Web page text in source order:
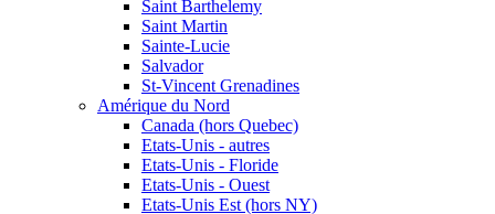
Saint Barthelemy
Saint Martin
Sainte-Lucie
Salvador
St-Vincent Grenadines
Amérique du Nord
Canada (hors Quebec)
Etats-Unis - autres
Etats-Unis - Floride
Etats-Unis - Ouest
Etats-Unis Est (hors NY)